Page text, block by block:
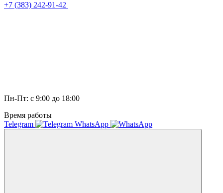
+7 (383) 242-91-42
Пн-Пт: с 9:00 до 18:00
Время работы
Telegram
WhatsApp